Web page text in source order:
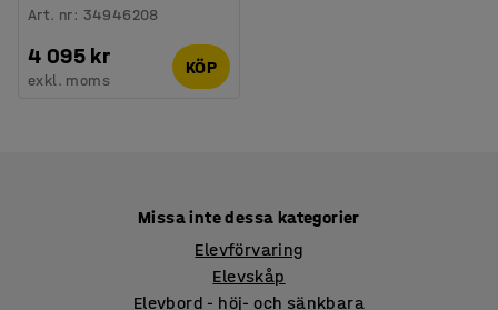
Art. nr: 34946208
4 095 kr
exkl. moms
KÖP
Missa inte dessa kategorier
Elevförvaring
Elevskåp
Elevbord - höj- och sänkbara